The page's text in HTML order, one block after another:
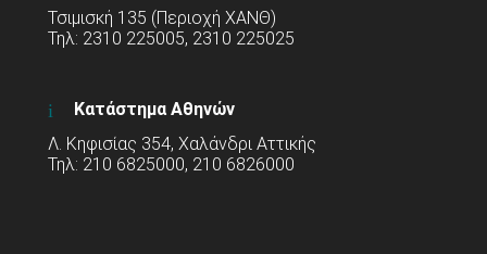
Τσιμισκή 135 (Περιοχή ΧΑΝΘ)
Τηλ: 2310 225005, 2310 225025
Κατάστημα Αθηνών
Λ. Κηφισίας 354, Χαλάνδρι Αττικής
Τηλ: 210 6825000, 210 6826000